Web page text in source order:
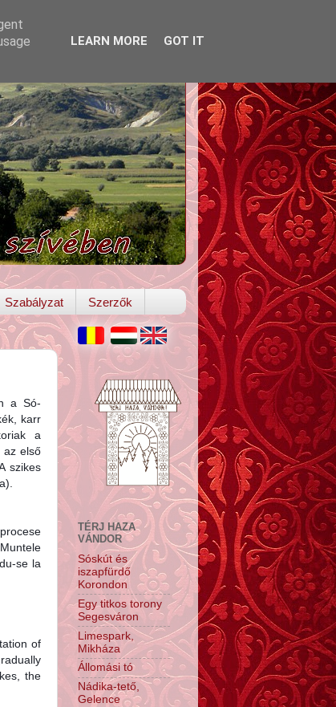
Szabályzat Szerzők
a Só-
karr
a
az első
szikes
se la
of
the
TÉRJ HAZA
VÁNDOR
Sóskút és
iszapfürdő
Korondon
Egy titkos torony
Segesváron
Limespark,
Mikháza
Állomási tó
Nádika-tető,
Gelence
LEARN MORE GOT IT